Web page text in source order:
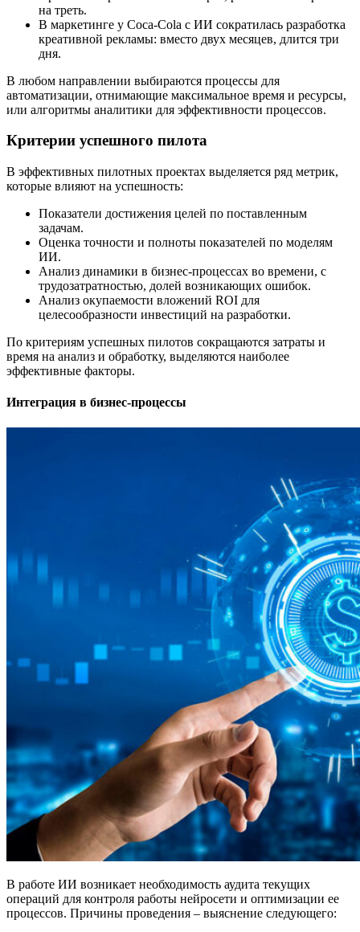
на треть.
В маркетинге у Coca-Cola с ИИ сократилась разработка
креативной рекламы: вместо двух месяцев, длится три
дня.
В любом направлении выбираются процессы для
автоматизации, отнимающие максимальное время и ресурсы,
или алгоритмы аналитики для эффективности процессов.
Критерии успешного пилота
В эффективных пилотных проектах выделяется ряд метрик,
которые влияют на успешность:
Показатели достижения целей по поставленным
задачам.
Оценка точности и полноты показателей по моделям
ИИ.
Анализ динамики в бизнес-процессах во времени, с
трудозатратностью, долей возникающих ошибок.
Анализ окупаемости вложений ROI для
целесообразности инвестиций на разработки.
По критериям успешных пилотов сокращаются затраты и
время на анализ и обработку, выделяются наиболее
эффективные факторы.
Интеграция в бизнес-процессы
В работе ИИ возникает необходимость аудита текущих
операций для контроля работы нейросети и оптимизации ее
процессов. Причины проведения – выяснение следующего: